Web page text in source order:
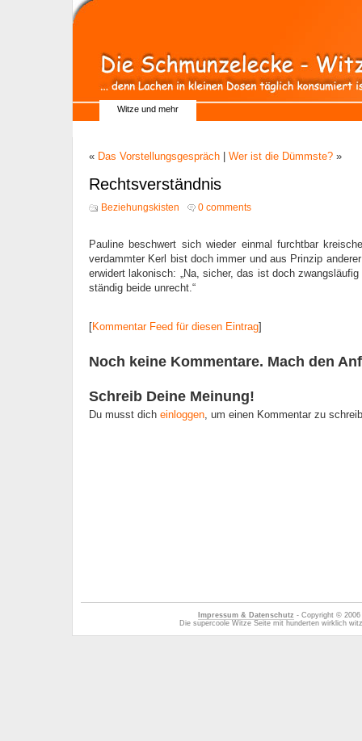
Witze und mehr
« Das Vorstellungsgespräch Wer ist die Dümmste? »
Rechtsverständnis
Beziehungskisten 0 comments
Pauline beschwert sich wieder einmal furchtbar
verdammter Kerl bist doch immer und aus Prinzip
erwidert lakonisch: „Na, sicher, das ist doch
ständig beide unrecht.“
[Kommentar Feed für diesen Eintrag]
Noch keine Kommentare. Mach den
Schreib Deine Meinung!
Du musst dich einloggen, um einen Kommentar zu
Impressum & Datenschutz - Copyright ©
Die supercoole Witze Seite mit hunderten wirklich